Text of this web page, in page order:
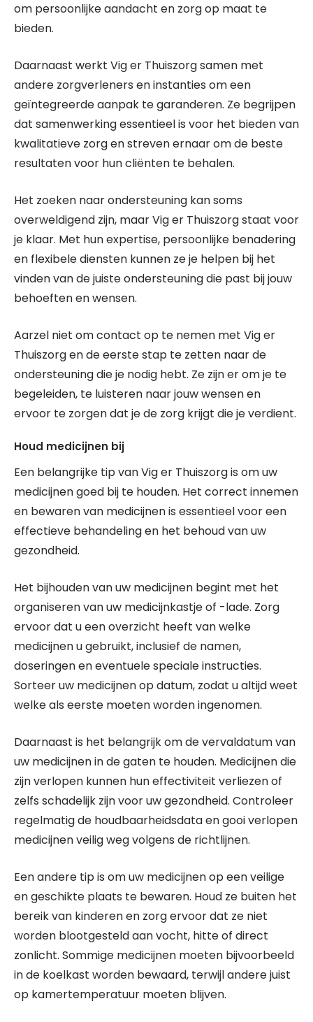
om persoonlijke aandacht en zorg op maat te
bieden.
Daarnaast werkt Vig er Thuiszorg samen met
andere zorgverleners en instanties om een
geïntegreerde aanpak te garanderen. Ze begrijpen
dat samenwerking essentieel is voor het bieden van
kwalitatieve zorg en streven ernaar om de beste
resultaten voor hun cliënten te behalen.
Het zoeken naar ondersteuning kan soms
overweldigend zijn, maar Vig er Thuiszorg staat voor
je klaar. Met hun expertise, persoonlijke benadering
en flexibele diensten kunnen ze je helpen bij het
vinden van de juiste ondersteuning die past bij jouw
behoeften en wensen.
Aarzel niet om contact op te nemen met Vig er
Thuiszorg en de eerste stap te zetten naar de
ondersteuning die je nodig hebt. Ze zijn er om je te
begeleiden, te luisteren naar jouw wensen en
ervoor te zorgen dat je de zorg krijgt die je verdient.
Houd medicijnen bij
Een belangrijke tip van Vig er Thuiszorg is om uw
medicijnen goed bij te houden. Het correct innemen
en bewaren van medicijnen is essentieel voor een
effectieve behandeling en het behoud van uw
gezondheid.
Het bijhouden van uw medicijnen begint met het
organiseren van uw medicijnkastje of -lade. Zorg
ervoor dat u een overzicht heeft van welke
medicijnen u gebruikt, inclusief de namen,
doseringen en eventuele speciale instructies.
Sorteer uw medicijnen op datum, zodat u altijd weet
welke als eerste moeten worden ingenomen.
Daarnaast is het belangrijk om de vervaldatum van
uw medicijnen in de gaten te houden. Medicijnen die
zijn verlopen kunnen hun effectiviteit verliezen of
zelfs schadelijk zijn voor uw gezondheid. Controleer
regelmatig de houdbaarheidsdata en gooi verlopen
medicijnen veilig weg volgens de richtlijnen.
Een andere tip is om uw medicijnen op een veilige
en geschikte plaats te bewaren. Houd ze buiten het
bereik van kinderen en zorg ervoor dat ze niet
worden blootgesteld aan vocht, hitte of direct
zonlicht. Sommige medicijnen moeten bijvoorbeeld
in de koelkast worden bewaard, terwijl andere juist
op kamertemperatuur moeten blijven.